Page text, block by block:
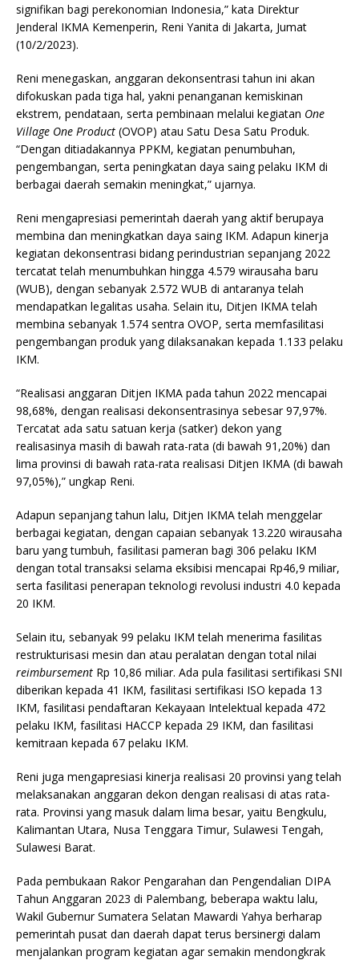
signifikan bagi perekonomian Indonesia,” kata Direktur
Jenderal IKMA Kemenperin, Reni Yanita di Jakarta, Jumat
(10/2/2023).
Reni menegaskan, anggaran dekonsentrasi tahun ini akan
difokuskan pada tiga hal, yakni penanganan kemiskinan
ekstrem, pendataan, serta pembinaan melalui kegiatan One
Village One Product (OVOP) atau Satu Desa Satu Produk.
“Dengan ditiadakannya PPKM, kegiatan penumbuhan,
pengembangan, serta peningkatan daya saing pelaku IKM di
berbagai daerah semakin meningkat,” ujarnya.
Reni mengapresiasi pemerintah daerah yang aktif berupaya
membina dan meningkatkan daya saing IKM. Adapun kinerja
kegiatan dekonsentrasi bidang perindustrian sepanjang 2022
tercatat telah menumbuhkan hingga 4.579 wirausaha baru
(WUB), dengan sebanyak 2.572 WUB di antaranya telah
mendapatkan legalitas usaha. Selain itu, Ditjen IKMA telah
membina sebanyak 1.574 sentra OVOP, serta memfasilitasi
pengembangan produk yang dilaksanakan kepada 1.133 pelaku
IKM.
“Realisasi anggaran Ditjen IKMA pada tahun 2022 mencapai
98,68%, dengan realisasi dekonsentrasinya sebesar 97,97%.
Tercatat ada satu satuan kerja (satker) dekon yang
realisasinya masih di bawah rata-rata (di bawah 91,20%) dan
lima provinsi di bawah rata-rata realisasi Ditjen IKMA (di bawah
97,05%),” ungkap Reni.
Adapun sepanjang tahun lalu, Ditjen IKMA telah menggelar
berbagai kegiatan, dengan capaian sebanyak 13.220 wirausaha
baru yang tumbuh, fasilitasi pameran bagi 306 pelaku IKM
dengan total transaksi selama eksibisi mencapai Rp46,9 miliar,
serta fasilitasi penerapan teknologi revolusi industri 4.0 kepada
20 IKM.
Selain itu, sebanyak 99 pelaku IKM telah menerima fasilitas
restrukturisasi mesin dan atau peralatan dengan total nilai
reimbursement Rp 10,86 miliar. Ada pula fasilitasi sertifikasi SNI
diberikan kepada 41 IKM, fasilitasi sertifikasi ISO kepada 13
IKM, fasilitasi pendaftaran Kekayaan Intelektual kepada 472
pelaku IKM, fasilitasi HACCP kepada 29 IKM, dan fasilitasi
kemitraan kepada 67 pelaku IKM.
Reni juga mengapresiasi kinerja realisasi 20 provinsi yang telah
melaksanakan anggaran dekon dengan realisasi di atas rata-
rata. Provinsi yang masuk dalam lima besar, yaitu Bengkulu,
Kalimantan Utara, Nusa Tenggara Timur, Sulawesi Tengah,
Sulawesi Barat.
Pada pembukaan Rakor Pengarahan dan Pengendalian DIPA
Tahun Anggaran 2023 di Palembang, beberapa waktu lalu,
Wakil Gubernur Sumatera Selatan Mawardi Yahya berharap
pemerintah pusat dan daerah dapat terus bersinergi dalam
menjalankan program kegiatan agar semakin mendongkrak